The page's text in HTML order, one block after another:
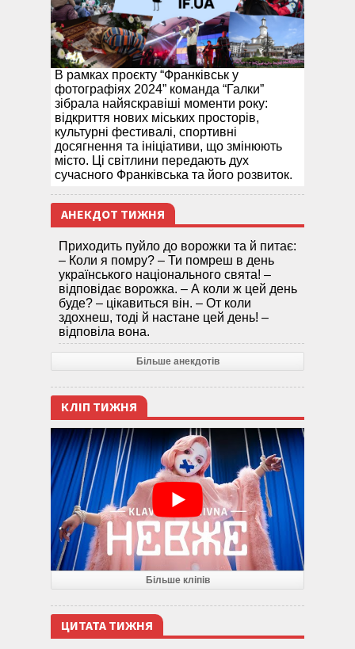
В рамках проєкту “Франківськ у
фотографіях 2024” команда “Галки”
зібрала найяскравіші моменти року:
відкриття нових міських просторів,
культурні фестивалі, спортивні
досягнення та ініціативи, що змінюють
місто. Ці світлини передають дух
сучасного Франківська та його розвиток.
АНЕКДОТ ТИЖНЯ
Приходить пуйло до ворожки та й питає:
– Коли я помру? – Ти помреш в день
українського національного свята! –
відповідає ворожка. – А коли ж цей день
буде? – цікавиться він. – От коли
здохнеш, тоді й настане цей день! –
відповіла вона.
Більше анекдотів
КЛІП ТИЖНЯ
Більше кліпів
ЦИТАТА ТИЖНЯ